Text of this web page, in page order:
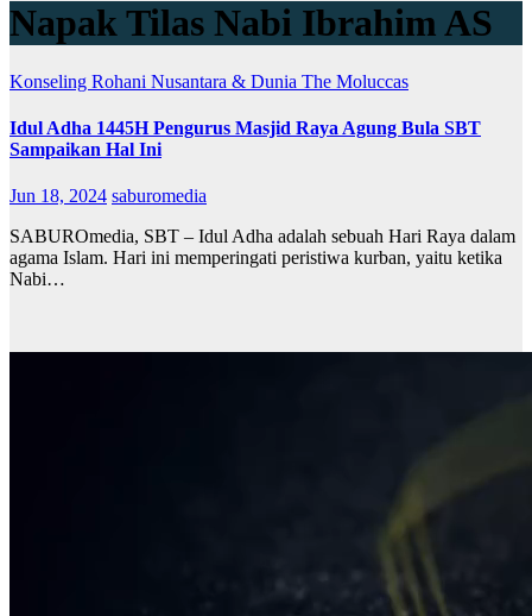
Napak Tilas Nabi Ibrahim AS
Konseling Rohani Nusantara & Dunia The Moluccas
Idul Adha 1445H Pengurus Masjid Raya Agung Bula SBT
Sampaikan Hal Ini
Jun 18, 2024 saburomedia
SABUROmedia, SBT – Idul Adha adalah sebuah Hari Raya dalam
agama Islam. Hari ini memperingati peristiwa kurban, yaitu ketika
Nabi…